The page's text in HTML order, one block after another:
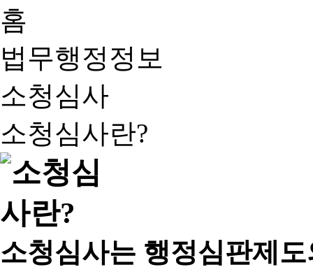
홈
법무행정정보
소청심사
소청심사란?
소청심사는 행정심판제